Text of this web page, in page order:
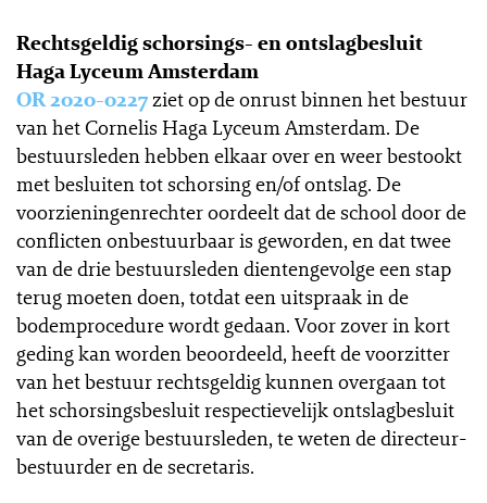
Rechtsgeldig schorsings- en ontslagbesluit
Haga Lyceum Amsterdam
OR 2020-0227ziet op de onrust binnen het bestuur
van het Cornelis Haga Lyceum Amsterdam. De
bestuursleden hebben elkaar over en weer bestookt
met besluiten tot schorsing en/of ontslag. De
voorzieningenrechter oordeelt dat de school door de
conflicten onbestuurbaar is geworden, en dat twee
van de drie bestuursleden dientengevolge een stap
terug moeten doen, totdat een uitspraak in de
bodemprocedure wordt gedaan. Voor zover in kort
geding kan worden beoordeeld, heeft de voorzitter
van het bestuur rechtsgeldig kunnen overgaan tot
het schorsingsbesluit respectievelijk ontslagbesluit
van de overige bestuursleden, te weten de directeur-
bestuurder en de secretaris.